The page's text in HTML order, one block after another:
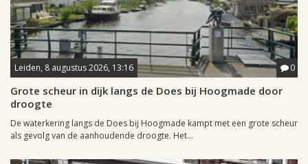
Leiden, 8 augustus 2026, 13:16 0
Grote scheur in dijk langs de Does bij Hoogmade door
droogte
De waterkering langs de Does bij Hoogmade kampt met een grote scheur
als gevolg van de aanhoudende droogte. Het...